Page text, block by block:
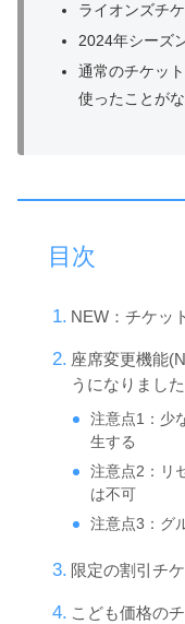
ライオンズチ
2024年シーズ
通常のチケッ
使ったことが
目次
NEW：チケッ
座席変更機能
うになりまし
注意点1：少
生する
注意点2：リ
は不可
注意点3：グ
限定の割引チ
こども価格の